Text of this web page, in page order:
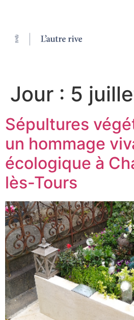
Jour : 5
Sépultures
un hommage
écologique à
lès-Tours